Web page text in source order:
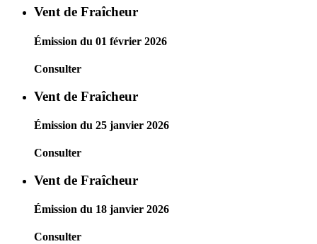
Vent de Fraîcheur
Émission du 01 février 2026
Consulter
Vent de Fraîcheur
Émission du 25 janvier 2026
Consulter
Vent de Fraîcheur
Émission du 18 janvier 2026
Consulter